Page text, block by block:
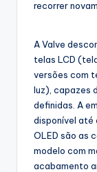
recorrer
A Valve
telas LCD
versões com
luz), capazes
definidas. A
disponível até
OLED são as
modelo com
acabamento